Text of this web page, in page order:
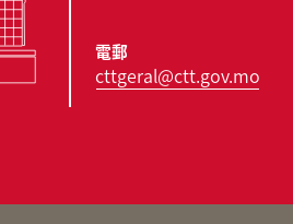
電郵
cttgeral@ctt.gov.mo